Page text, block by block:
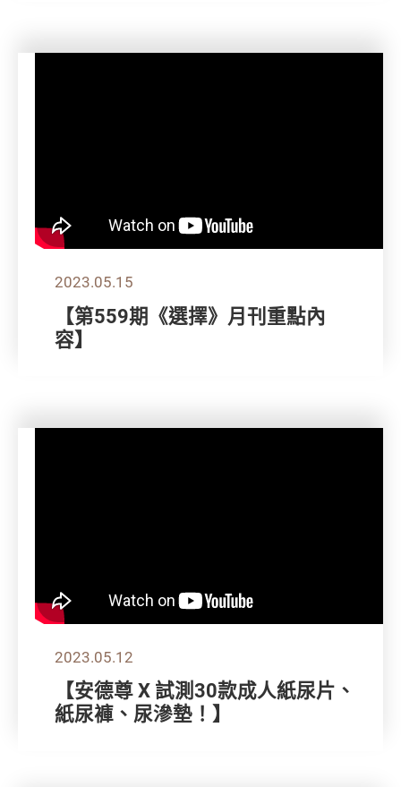
2023.05.15
【第559期《選擇》月刊重點內
容】
2023.05.12
【安德尊 X 試測30款成人紙尿片、
紙尿褲、尿滲墊！】